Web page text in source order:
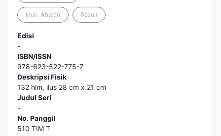
Muh. Ikhwan Rosuli
Edisi
-
ISBN/ISSN
978-623-522-775-7
Deskripsi Fisik
132 hlm, ilus 28 cm x 21 cm
Judul Seri
-
No. Panggil
510 TIM T